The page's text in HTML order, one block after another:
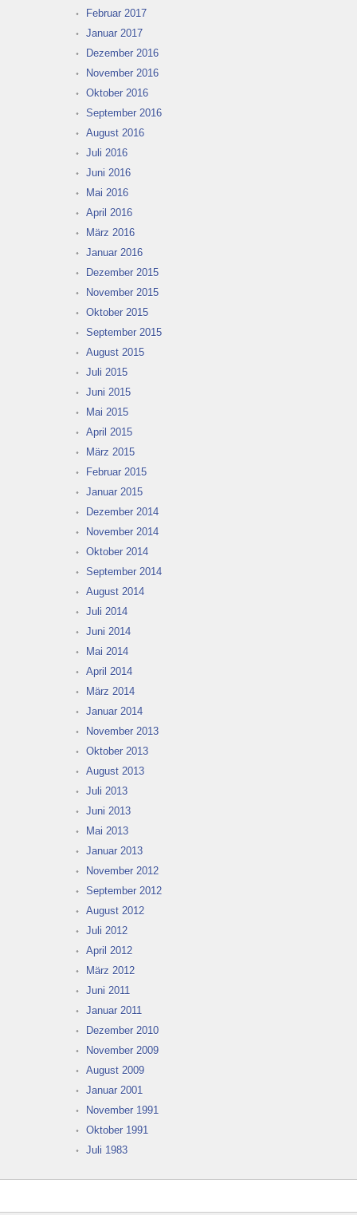
Februar 2017
Januar 2017
Dezember 2016
November 2016
Oktober 2016
September 2016
August 2016
Juli 2016
Juni 2016
Mai 2016
April 2016
März 2016
Januar 2016
Dezember 2015
November 2015
Oktober 2015
September 2015
August 2015
Juli 2015
Juni 2015
Mai 2015
April 2015
März 2015
Februar 2015
Januar 2015
Dezember 2014
November 2014
Oktober 2014
September 2014
August 2014
Juli 2014
Juni 2014
Mai 2014
April 2014
März 2014
Januar 2014
November 2013
Oktober 2013
August 2013
Juli 2013
Juni 2013
Mai 2013
Januar 2013
November 2012
September 2012
August 2012
Juli 2012
April 2012
März 2012
Juni 2011
Januar 2011
Dezember 2010
November 2009
August 2009
Januar 2001
November 1991
Oktober 1991
Juli 1983